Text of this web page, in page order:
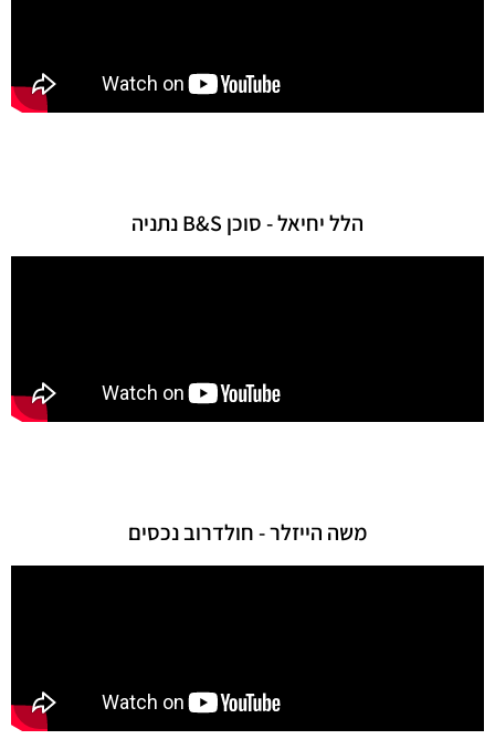
הלל יחיאל - סוכן B&S נתניה
משה הייזלר - חולדרוב נכסים